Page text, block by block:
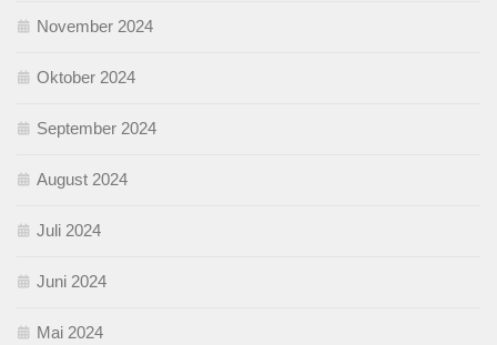
November 2024
Oktober 2024
September 2024
August 2024
Juli 2024
Juni 2024
Mai 2024